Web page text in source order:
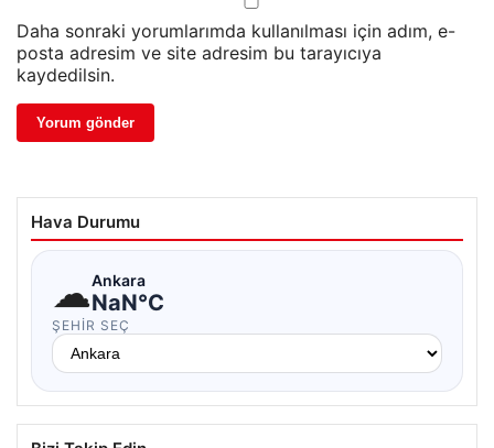
Daha sonraki yorumlarımda kullanılması için adım, e-
posta adresim ve site adresim bu tarayıcıya
kaydedilsin.
Hava Durumu
☁Ankara
NaN°C
ŞEHIR SEÇ